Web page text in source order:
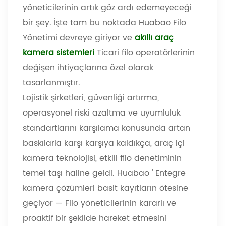
yöneticilerinin artık göz ardı edemeyeceği
bir şey. İşte tam bu noktada Huabao Filo
Yönetimi devreye giriyor ve akıllı araç
kamera sistemleriTicari filo operatörlerinin
değişen ihtiyaçlarına özel olarak
tasarlanmıştır.
Lojistik şirketleri, güvenliği artırma,
operasyonel riski azaltma ve uyumluluk
standartlarını karşılama konusunda artan
baskılarla karşı karşıya kaldıkça, araç içi
kamera teknolojisi, etkili filo denetiminin
temel taşı haline geldi. Huabao' Entegre
kamera çözümleri basit kayıtların ötesine
geçiyor — Filo yöneticilerinin kararlı ve
proaktif bir şekilde hareket etmesini